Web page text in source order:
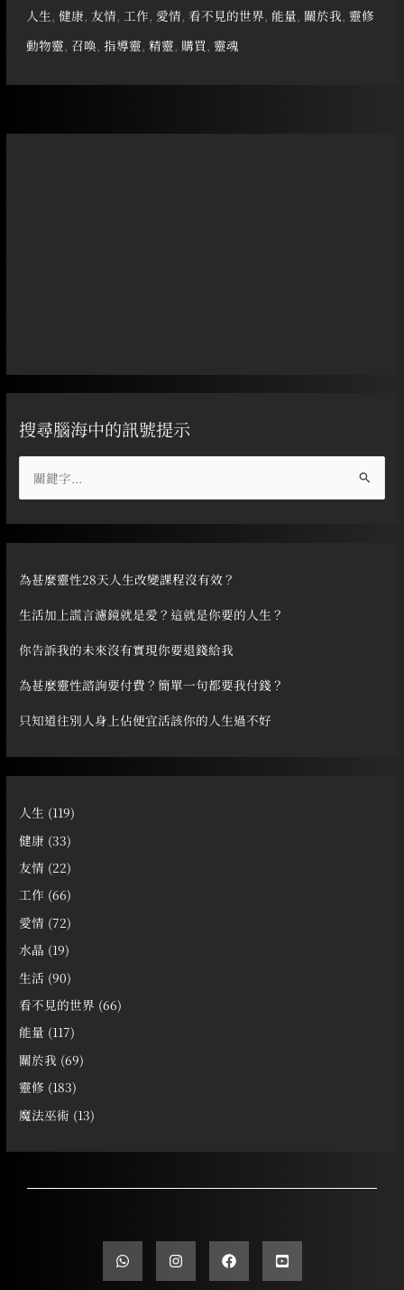
人生,健康, 友情,工作, 愛情,看不見的世界, 能量, 關於我,靈修
動物靈, 召喚,指導靈,精靈, 購買 ,靈魂
搜尋腦海中的訊號提示
尋
關
字
為甚麼靈性28天人生改變課程沒有效？
生活加上謊言濾鏡就是愛？這就是你要的人生？
你告訴我的未來沒有實現你要退錢給我
為甚麼靈性諮詢要付費？簡單一句都要我付錢？
只知道往別人身上佔便宜活該你的人生過不好
人生 (119)
健康 (33)
友情 (22)
工作 (66)
愛情 (72)
水晶 (19)
生活 (90)
看不見的世界 (66)
能量 (117)
關於我 (69)
靈修 (183)
魔法巫術 (13)